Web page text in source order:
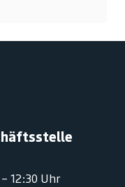
12:30 Uhr